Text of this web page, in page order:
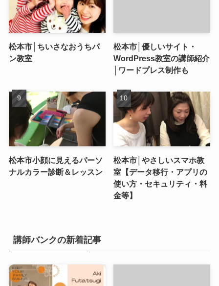
松本市│ちいさなおうちパ
ン教室
松本市│優しいサイト・
WordPress教室の講師紹介
│ワードプレス制作も
松本市小顔に見えるパーソ
ナルカラー診断＆レッスン
松本市│やさしいスマホ教
室【データ移行・アプリの
使い方・セキュリティ・料
金等】
講師バンクの新着記事